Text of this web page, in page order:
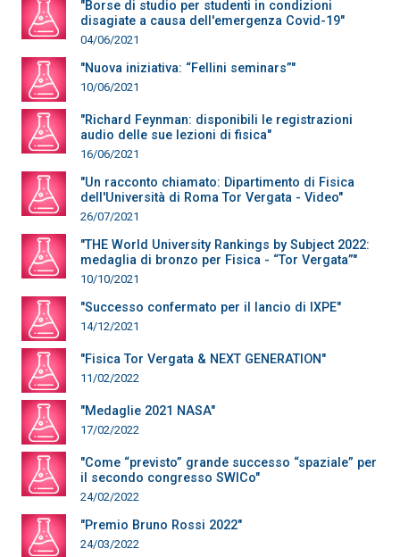
"Borse di studio per studenti in condizioni
disagiate a causa dell'emergenza Covid-19"
04/06/2021
"Nuova iniziativa: “Fellini seminars”"
10/06/2021
"Richard Feynman: disponibili le registrazioni
audio delle sue lezioni di fisica"
16/06/2021
"Un racconto chiamato: Dipartimento di Fisica
dell'Università di Roma Tor Vergata - Video"
26/07/2021
"THE World University Rankings by Subject 2022:
medaglia di bronzo per Fisica - “Tor Vergata”"
10/10/2021
"Successo confermato per il lancio di IXPE"
14/12/2021
"Fisica Tor Vergata & NEXT GENERATION"
11/02/2022
"Medaglie 2021 NASA"
17/02/2022
"Come “previsto” grande successo “spaziale” per
il secondo congresso SWICo"
24/02/2022
"Premio Bruno Rossi 2022"
24/03/2022